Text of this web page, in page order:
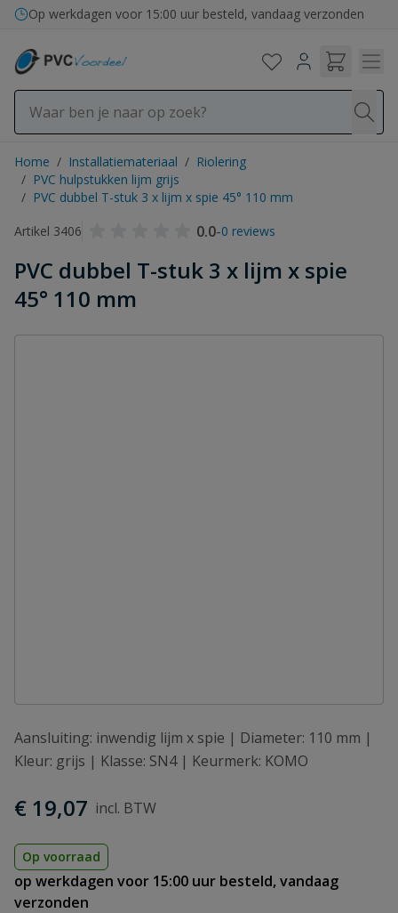
Ga naar de inhoud
Op werkdagen voor 15:00 uur besteld, vandaag verzonden
Home / Installatiemateriaal / Riolering
/ PVC hulpstukken lijm grijs
/ PVC dubbel T-stuk 3 x lijm x spie 45° 110 mm
Artikel 3406
0.0-0 reviews
PVC dubbel T-stuk 3 x lijm x spie
45° 110 mm
Aansluiting: inwendig lijm x spie | Diameter: 110 mm |
Kleur: grijs | Klasse: SN4 | Keurmerk: KOMO
€ 19,07
Op voorraad
op werkdagen voor 15:00 uur besteld, vandaag
verzonden